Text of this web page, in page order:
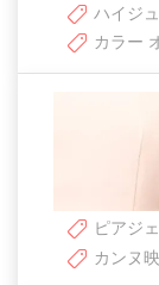
ハイジ
カラー
ピアジェ
カンヌ